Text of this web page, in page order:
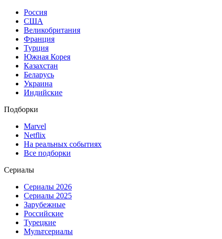
Россия
США
Великобритания
Франция
Турция
Южная Корея
Казахстан
Беларусь
Украина
Индийские
Подборки
Marvel
Netflix
На реальных событиях
Все подборки
Сериалы
Сериалы 2026
Сериалы 2025
Зарубежные
Российские
Турецкие
Мультсериалы